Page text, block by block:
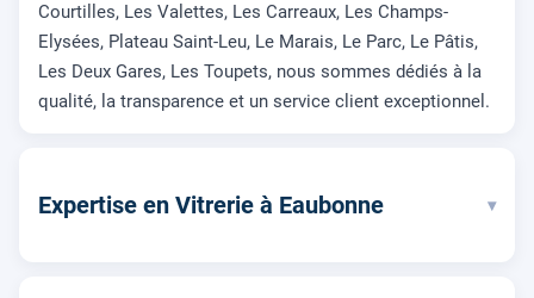
Courtilles, Les Valettes, Les Carreaux, Les Champs-
Elysées, Plateau Saint-Leu, Le Marais, Le Parc, Le Pâtis,
Les Deux Gares, Les Toupets, nous sommes dédiés à la
qualité, la transparence et un service client exceptionnel.
Expertise en Vitrerie à Eaubonne ▾